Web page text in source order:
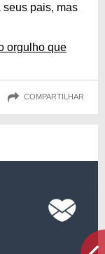
seus pais, mas
orgulho que
COMPARTILHAR